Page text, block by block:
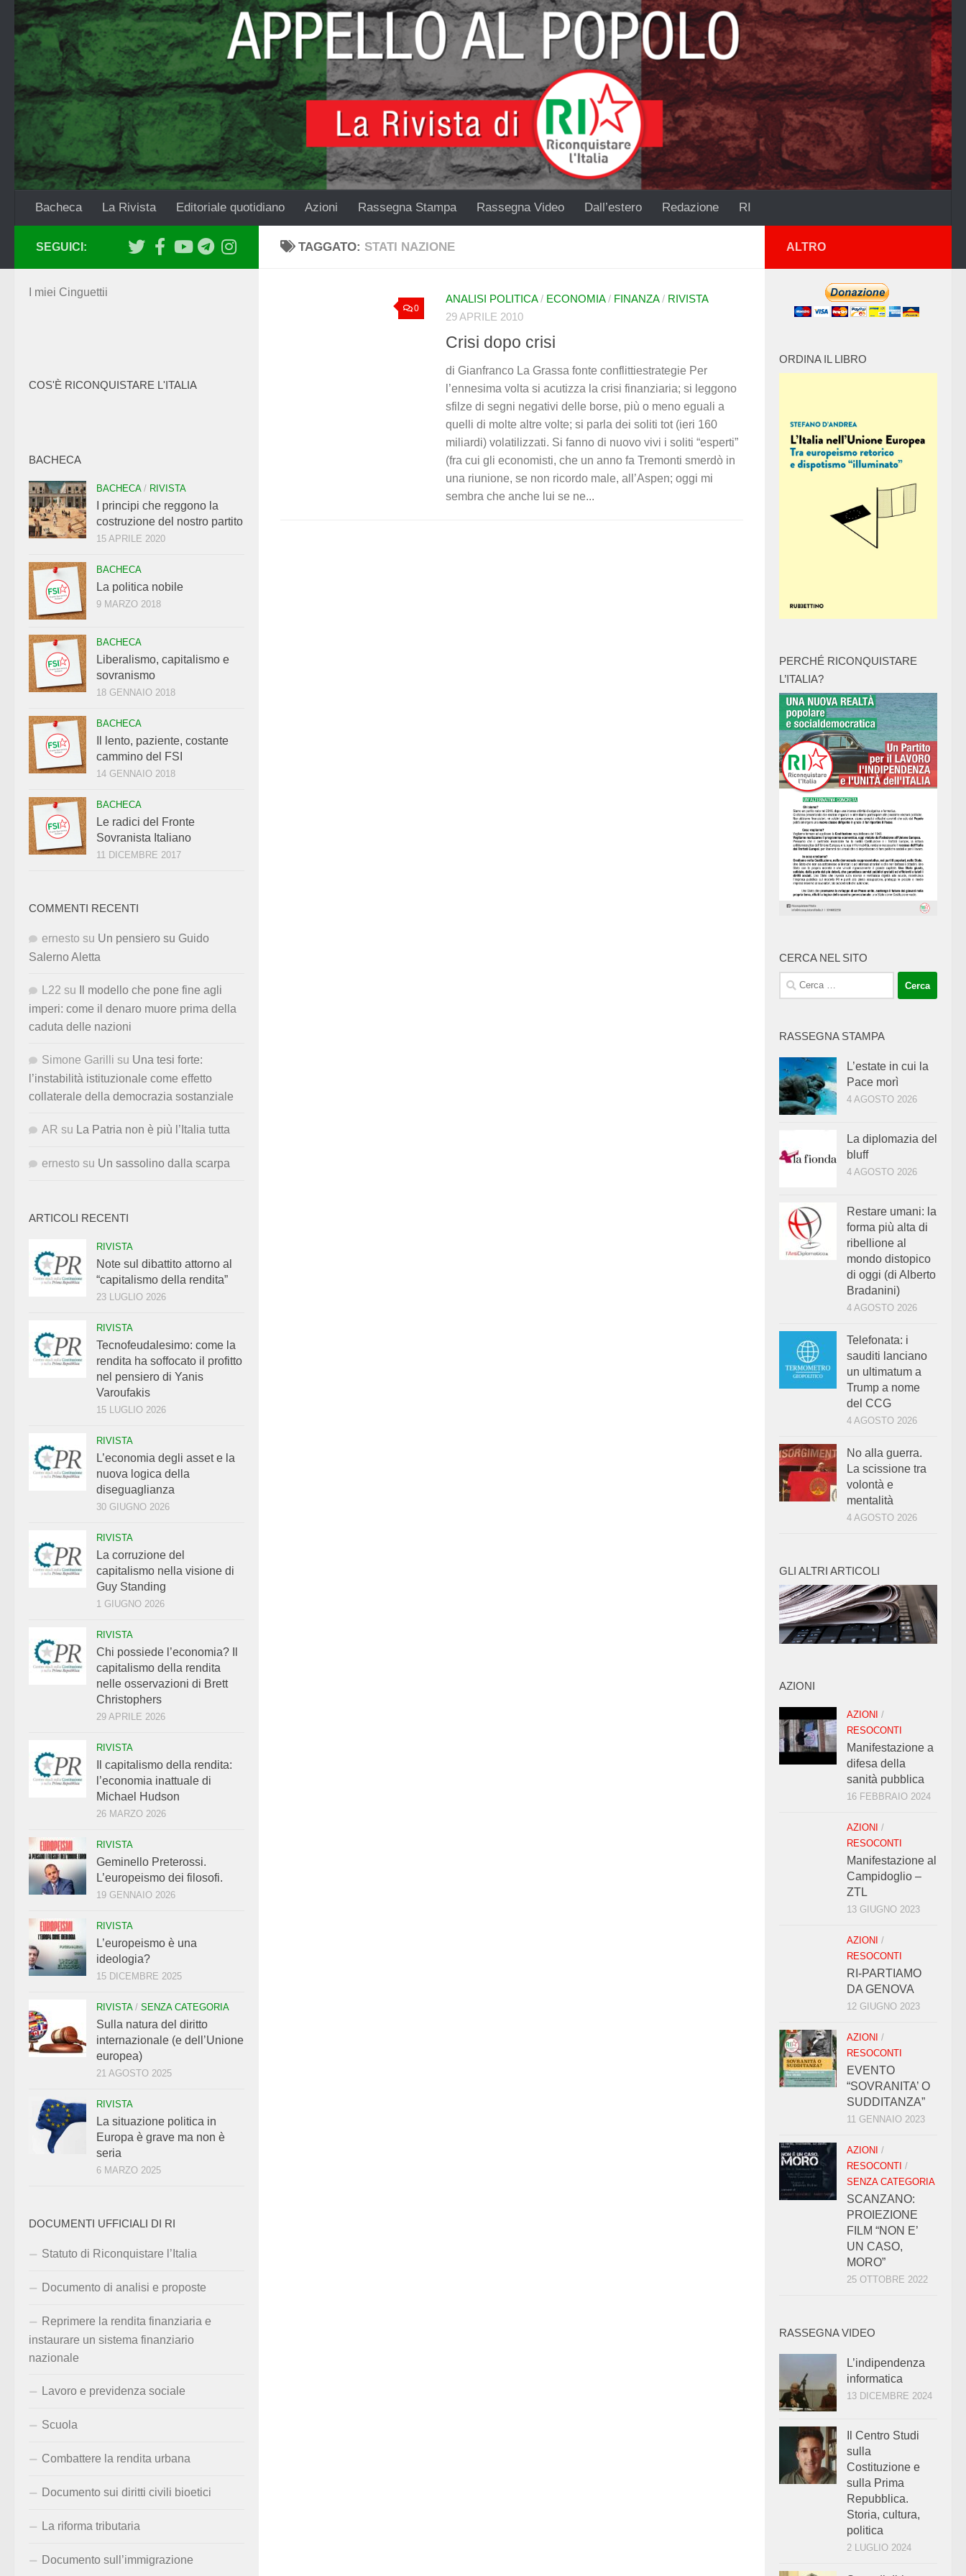
Salta al contenuto
Bacheca La Rivista Editoriale quotidiano Azioni Rassegna Stampa Rassegna Video Dall’estero Redazione RI
TAGGATO: STATI NAZIONE
0
ANALISI POLITICA/ ECONOMIA/ FINANZA/ RIVISTA
29 APRILE 2010
Crisi dopo crisi
di Gianfranco La Grassa fonte conflittiestrategie Per
l’ennesima volta si acutizza la crisi finanziaria; si leggono
sfilze di segni negativi delle borse, più o meno eguali a
quelli di molte altre volte; si parla dei soliti tot (ieri 160
miliardi) volatilizzati. Si fanno di nuovo vivi i soliti “esperti”
(fra cui gli economisti, che un anno fa Tremonti smerdò in
una riunione, se non ricordo male, all’Aspen; oggi mi
sembra che anche lui se ne...
SEGUICI:
I miei Cinguettii
COS'È RICONQUISTARE L'ITALIA
BACHECA
BACHECA/ RIVISTA
I principi che reggono la
costruzione del nostro partito
15 APRILE 2020
BACHECA
La politica nobile
9 MARZO 2018
BACHECA
Liberalismo, capitalismo e
sovranismo
18 GENNAIO 2018
BACHECA
Il lento, paziente, costante
cammino del FSI
14 GENNAIO 2018
BACHECA
Le radici del Fronte
Sovranista Italiano
11 DICEMBRE 2017
COMMENTI RECENTI
ernesto su Un pensiero su Guido
Salerno Aletta
L22 su
Il modello che pone fine agli
imperi: come il denaro muore prima della
caduta delle nazioni
Simone Garilli su Una tesi forte:
l’instabilità istituzionale come effetto
collaterale della democrazia sostanziale
AR su La Patria non è più l’Italia tutta
ernesto su Un sassolino dalla scarpa
ARTICOLI RECENTI
RIVISTA
Note sul dibattito attorno al
“capitalismo della rendita”
23 LUGLIO 2026
RIVISTA
Tecnofeudalesimo: come la
rendita ha soffocato il profitto
nel pensiero di Yanis
Varoufakis
15 LUGLIO 2026
RIVISTA
L’economia degli asset e la
nuova logica della
diseguaglianza
30 GIUGNO 2026
RIVISTA
La corruzione del
capitalismo nella visione di
Guy Standing
1 GIUGNO 2026
RIVISTA
Chi possiede l’economia? Il
capitalismo della rendita
nelle osservazioni di Brett
Christophers
29 APRILE 2026
RIVISTA
Il capitalismo della rendita:
l’economia inattuale di
Michael Hudson
26 MARZO 2026
RIVISTA
Geminello Preterossi.
L’europeismo dei filosofi.
19 GENNAIO 2026
RIVISTA
L’europeismo è una
ideologia?
15 DICEMBRE 2025
RIVISTA/ SENZA CATEGORIA
Sulla natura del diritto
internazionale (e dell’Unione
europea)
21 AGOSTO 2025
RIVISTA
La situazione politica in
Europa è grave ma non è
seria
6 MARZO 2025
DOCUMENTI UFFICIALI DI RI
Statuto di Riconquistare l’Italia
Documento di analisi e proposte
Reprimere la rendita finanziaria e
instaurare un sistema finanziario
nazionale
Lavoro e previdenza sociale
Scuola
Combattere la rendita urbana
Documento sui diritti civili bioetici
La riforma tributaria
Documento sull’immigrazione
ALTRO
ORDINA IL LIBRO
PERCHÉ RICONQUISTARE
L’ITALIA?
CERCA NEL SITO
Ricerca
per:
RASSEGNA STAMPA
L’estate in cui la
Pace morì
4 AGOSTO 2026
La diplomazia del
bluff
4 AGOSTO 2026
Restare umani: la
forma più alta di
ribellione al
mondo distopico
di oggi (di Alberto
Bradanini)
4 AGOSTO 2026
Telefonata: i
sauditi lanciano
un ultimatum a
Trump a nome
del CCG
4 AGOSTO 2026
No alla guerra.
La scissione tra
volontà e
mentalità
4 AGOSTO 2026
GLI ALTRI ARTICOLI
AZIONI
AZIONI /
RESOCONTI
Manifestazione a
difesa della
sanità pubblica
16 FEBBRAIO 2024
AZIONI /
RESOCONTI
Manifestazione al
Campidoglio –
ZTL
13 GIUGNO 2023
AZIONI /
RESOCONTI
RI-PARTIAMO
DA GENOVA
12 GIUGNO 2023
AZIONI /
RESOCONTI
EVENTO
“SOVRANITA’ O
SUDDITANZA”
11 GENNAIO 2023
AZIONI /
RESOCONTI /
SENZA CATEGORIA
SCANZANO:
PROIEZIONE
FILM “NON E’
UN CASO,
MORO”
25 OTTOBRE 2022
RASSEGNA VIDEO
L’indipendenza
informatica
13 DICEMBRE 2024
Il Centro Studi
sulla
Costituzione e
sulla Prima
Repubblica.
Storia, cultura,
politica
2 LUGLIO 2024